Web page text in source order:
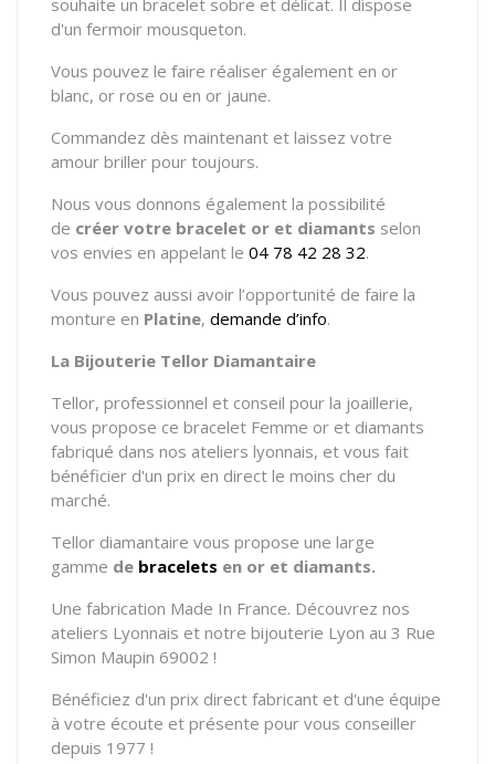
d'un fermoir mousqueton.
Vous pouvez le faire réaliser également en or
blanc, or rose ou en or jaune.
Commandez dès maintenant et laissez votre
amour briller pour toujours.
Nous vous donnons également la possibilité
de créer votre bracelet or et diamants selon
vos envies en appelant le 04 78 42 28 32.
Vous pouvez aussi avoir l’opportunité de faire la
monture en Platine, demande d’info.
La Bijouterie Tellor Diamantaire
Tellor, professionnel et conseil pour la joaillerie,
vous propose ce bracelet Femme or et diamants
fabriqué dans nos ateliers lyonnais, et vous fait
bénéficier d'un prix en direct le moins cher du
marché.
Tellor diamantaire vous propose une large
gamme de bracelets en or et diamants.
Une fabrication Made In France. Découvrez nos
ateliers Lyonnais et notre bijouterie Lyon au 3 Rue
Simon Maupin 69002 !
Bénéficiez d'un prix direct fabricant et d'une équipe
à votre écoute et présente pour vous conseiller
depuis 1977 !